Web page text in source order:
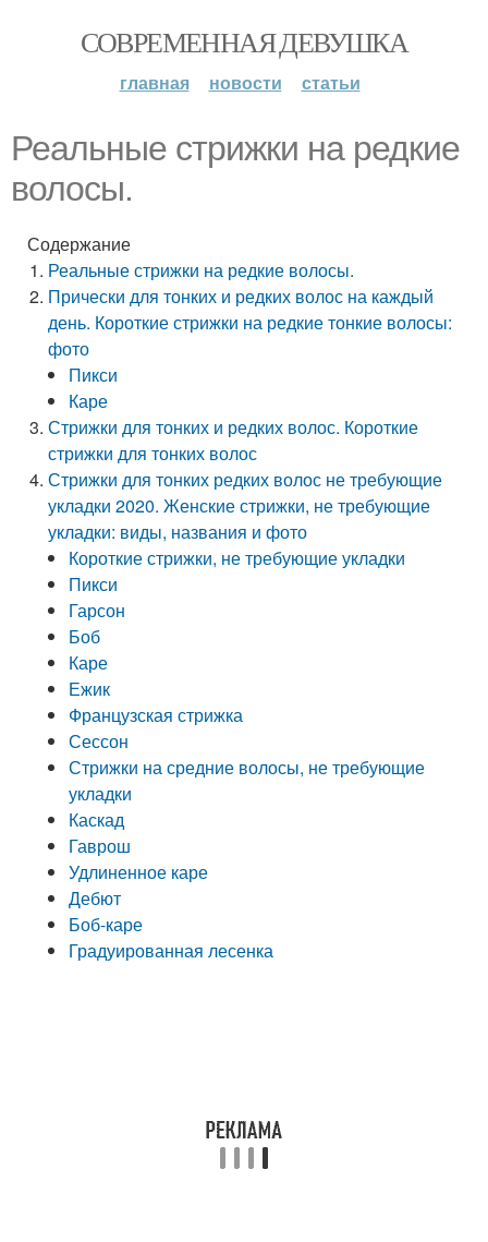
СОВРЕМЕННАЯ ДЕВУШКА
главная новости статьи
Реальные стрижки на редкие
волосы.
Содержание
Реальные стрижки на редкие волосы.
Прически для тонких и редких волос на каждый
день. Короткие стрижки на редкие тонкие волосы:
фото
Пикси
Каре
Стрижки для тонких и редких волос. Короткие
стрижки для тонких волос
Стрижки для тонких редких волос не требующие
укладки 2020. Женские стрижки, не требующие
укладки: виды, названия и фото
Короткие стрижки, не требующие укладки
Пикси
Гарсон
Боб
Каре
Ежик
Французская стрижка
Сессон
Стрижки на средние волосы, не требующие
укладки
Каскад
Гаврош
Удлиненное каре
Дебют
Боб-каре
Градуированная лесенка